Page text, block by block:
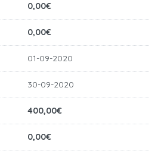
0,00€
0,00€
01-09-2020
30-09-2020
400,00€
0,00€